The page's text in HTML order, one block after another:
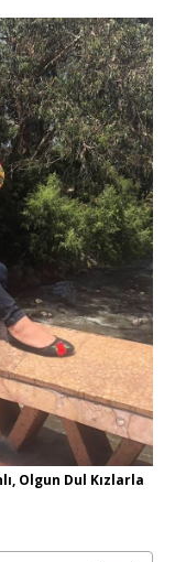
Olgun Dul Kızlarla